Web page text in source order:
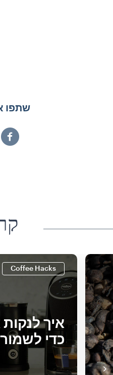
שתפו
Coffee Hacks
איך
כדי